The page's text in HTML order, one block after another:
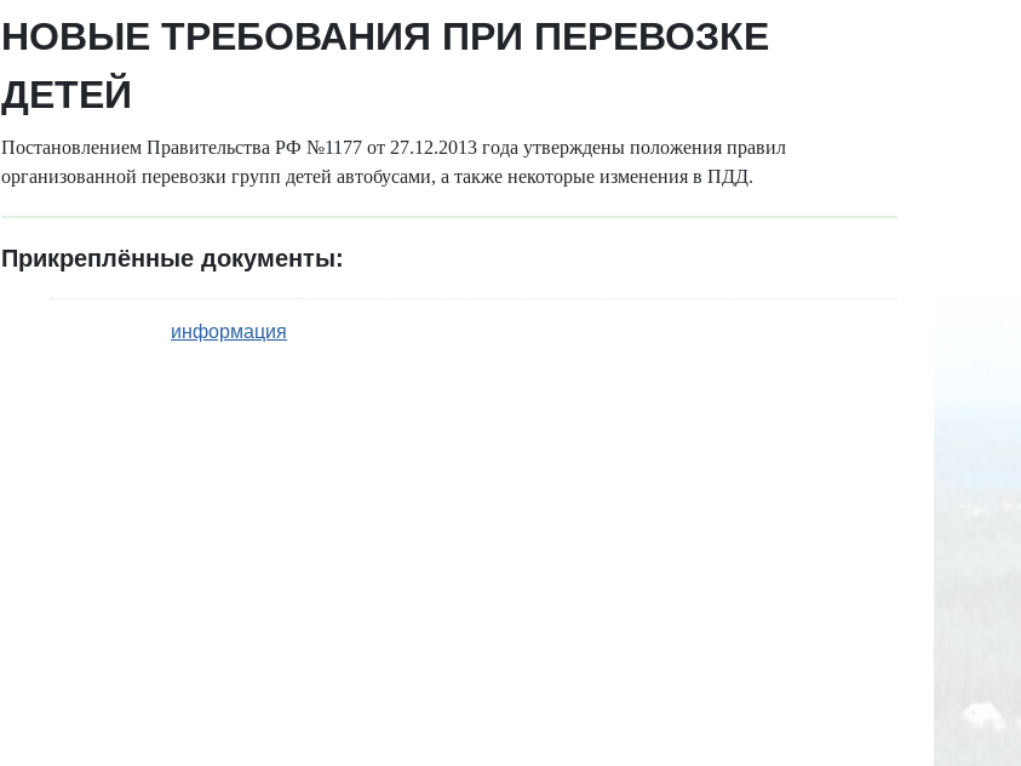
НОВЫЕ ТРЕБОВАНИЯ ПРИ ПЕРЕВОЗКЕ
ДЕТЕЙ
Постановлением Правительства РФ №1177 от 27.12.2013 года утверждены положения правил
организованной перевозки групп детей автобусами, а также некоторые изменения в ПДД.
Прикреплённые документы:
информация